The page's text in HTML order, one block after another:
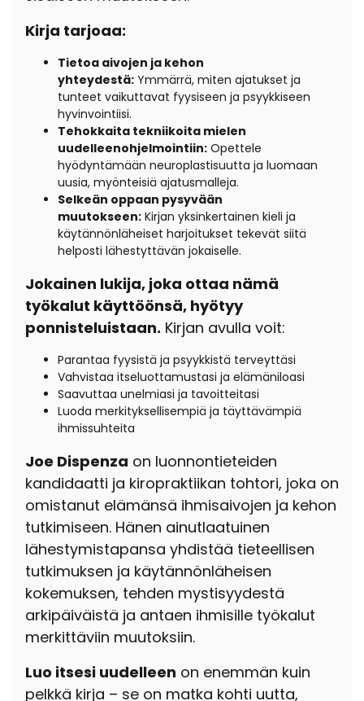
Kirja tarjoaa:
Tietoa aivojen ja kehon
yhteydestä: Ymmärrä, miten ajatukset ja
tunteet vaikuttavat fyysiseen ja psyykkiseen
hyvinvointiisi.
Tehokkaita tekniikoita mielen
uudelleenohjelmointiin: Opettele
hyödyntämään neuroplastisuutta ja luomaan
uusia, myönteisiä ajatusmalleja.
Selkeän oppaan pysyvään
muutokseen: Kirjan yksinkertainen kieli ja
käytännönläheiset harjoitukset tekevät siitä
helposti lähestyttävän jokaiselle.
Jokainen lukija, joka ottaa nämä
työkalut käyttöönsä, hyötyy
ponnisteluistaan. Kirjan avulla voit:
Parantaa fyysistä ja psyykkistä terveyttäsi
Vahvistaa itseluottamustasi ja elämäniloasi
Saavuttaa unelmiasi ja tavoitteitasi
Luoda merkityksellisempiä ja täyttävämpiä
ihmissuhteita
Joe Dispenza on luonnontieteiden
kandidaatti ja kiropraktiikan tohtori, joka on
omistanut elämänsä ihmisaivojen ja kehon
tutkimiseen. Hänen ainutlaatuinen
lähestymistapansa yhdistää tieteellisen
tutkimuksen ja käytännönläheisen
kokemuksen, tehden mystisyydestä
arkipäiväistä ja antaen ihmisille työkalut
merkittäviin muutoksiin.
Luo itsesi uudelleen on enemmän kuin
pelkkä kirja – se on matka kohti uutta,